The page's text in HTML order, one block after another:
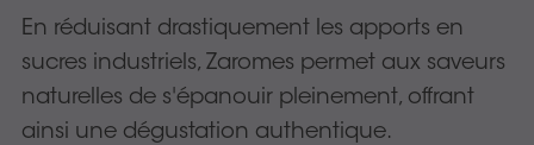
En réduisant drastiquement les apports en
sucres industriels, Zaromes permet aux saveurs
naturelles de s'épanouir pleinement, offrant
ainsi une dégustation authentique.